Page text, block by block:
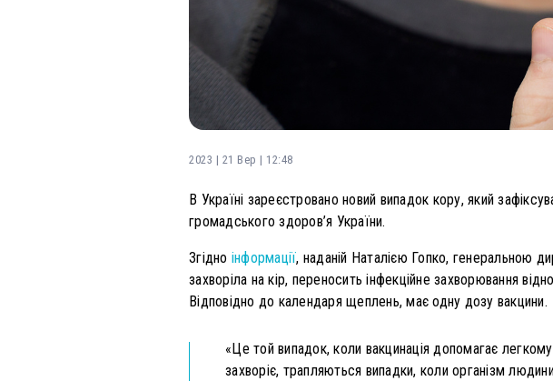
2023 | 21 Вер | 12:48
В Україні зареєстровано новий випадок кору, який
громадського здоров’я України.
Згідно інформації, наданій Наталією Гопко, генеральною
захворіла на кір, переносить інфекційне захворювання
Відповідно до календаря щеплень, має одну дозу вакцини.
«Це той випадок, коли вакцинація допомагає
захворіє, трапляються випадки, коли організм